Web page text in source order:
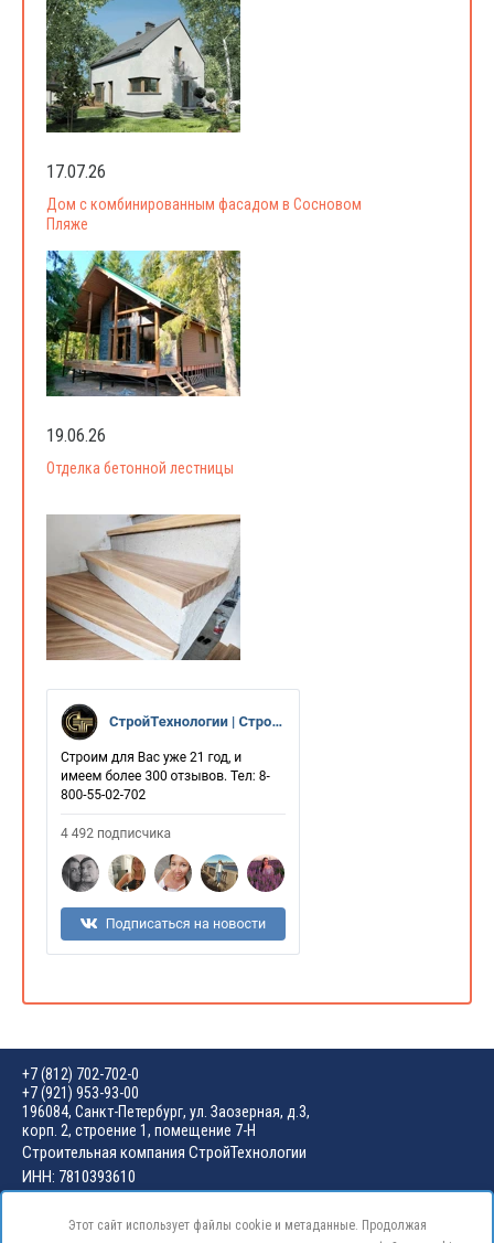
17.07.26
Дом с комбинированным фасадом в Сосновом
Пляже
19.06.26
Отделка бетонной лестницы
+7 (812) 702-702-0
+7 (921) 953-93-00
196084, Санкт-Петербург, ул. Заозерная, д.3,
корп. 2, строение 1, помещение 7-Н
Строительная компания СтройТехнологии
ИНН: 7810393610
Этот сайт использует файлы cookie и метаданные. Продолжая